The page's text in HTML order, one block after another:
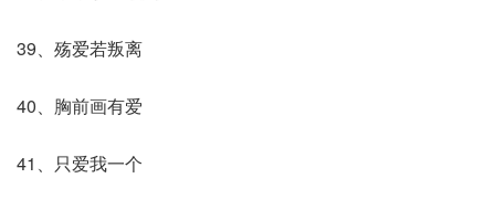
39、殇爱若叛离
40、胸前画有爱
41、只爱我一个